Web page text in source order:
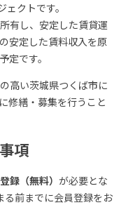
クトです。
有し、安定した賃貸運
安定した賃料収入を原
定です。
高い茨城県つくば市に
修繕・募集を行うこと
項
録（無料） が必要とな
る前までに会員登録をお